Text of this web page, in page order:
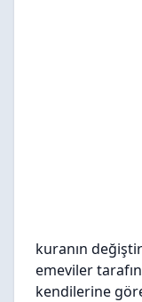
kuranın
emeviler
kendilerine